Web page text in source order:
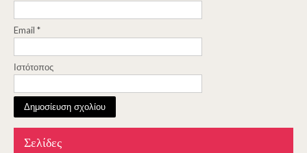
Email *
Ιστότοπος
Σελίδες